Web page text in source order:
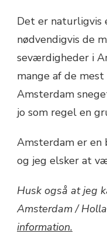
Det er naturligvis
nødvendigvis de
seværdigheder i
mange af de
Amsterdam
jo som regel en
Amsterdam er en
og jeg elsker at
Husk også at jeg
Amsterdam /
information.